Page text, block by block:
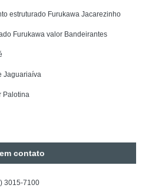
estruturado Furukawa Jacarezinho
Furukawa valor Bandeirantes
Jaguariaíva
Palotina
contato
3015-7100